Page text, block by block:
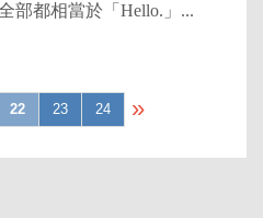
部都相當於「Hello.」...
22 23 24 »